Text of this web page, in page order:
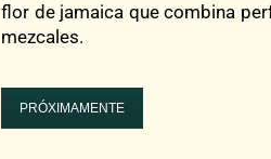
flor de jamaica que combina
mezcales.
PRÓXIMAMENTE